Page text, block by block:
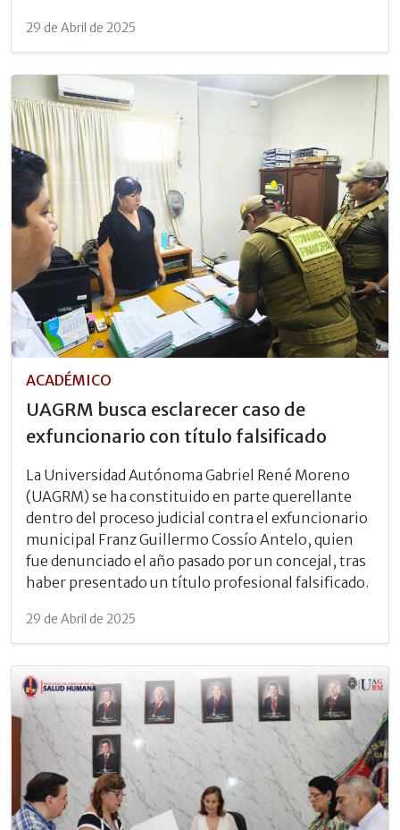
29 de Abril de 2025
ACADÉMICO
UAGRM busca esclarecer caso de
exfuncionario con título falsificado
La Universidad Autónoma Gabriel René Moreno
(UAGRM) se ha constituido en parte querellante
dentro del proceso judicial contra el exfuncionario
municipal Franz Guillermo Cossío Antelo, quien
fue denunciado el año pasado por un concejal, tras
haber presentado un título profesional falsificado.
29 de Abril de 2025